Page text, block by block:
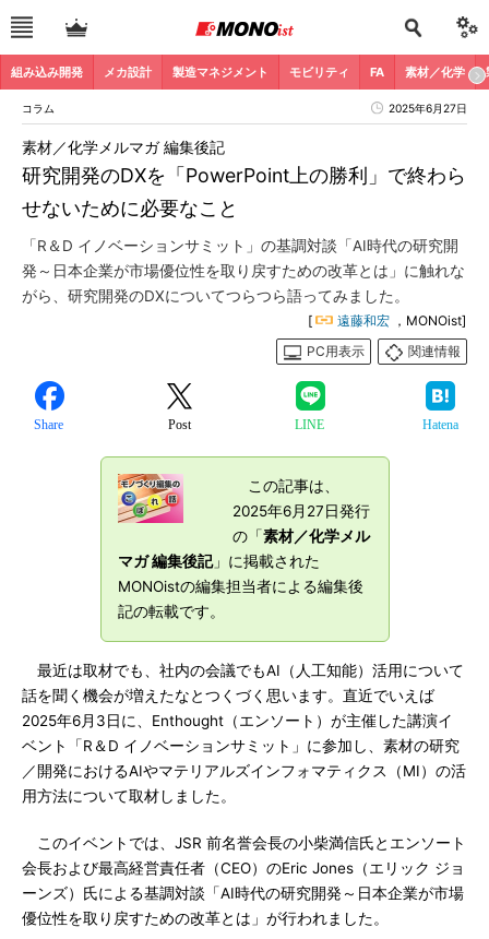
組み込み開発 メカ設計 製造マネジメント モビリティ FA 素材／化学
コラム 2025年6月27日
研究開発のDXを「PowerPoint上の勝利」で終わら
せないために必要なこと
素材／化学メルマガ 編集後記
「R＆D イノベーションサミット」の基調対談「AI時代の研究開
発～日本企業が市場優位性を取り戻すための改革とは」に触れな
がら、研究開発のDXについてつらつら語ってみました。
[ 遠藤和宏 ，MONOist]
PC用表示
関連情報
Share Post LINE Hatena
この記事は、
2025年6月27日発行
の「素材／化学メル
マガ 編集後記」に掲載された
MONOistの編集担当者による編集後
記の転載です。
最近は取材でも、社内の会議でもAI（人工知能）活用について
話を聞く機会が増えたなとつくづく思います。直近でいえば
2025年6月3日に、Enthought（エンソート）が主催した講演イ
ベント「R＆D イノベーションサミット」に参加し、素材の研究
／開発におけるAIやマテリアルズインフォマティクス（MI）の活
用方法について取材しました。
このイベントでは、JSR 前名誉会長の小柴満信氏とエンソート
会長および最高経営責任者（CEO）のEric Jones（エリック ジョ
ーンズ）氏による基調対談「AI時代の研究開発～日本企業が市場
優位性を取り戻すための改革とは」が行われました。